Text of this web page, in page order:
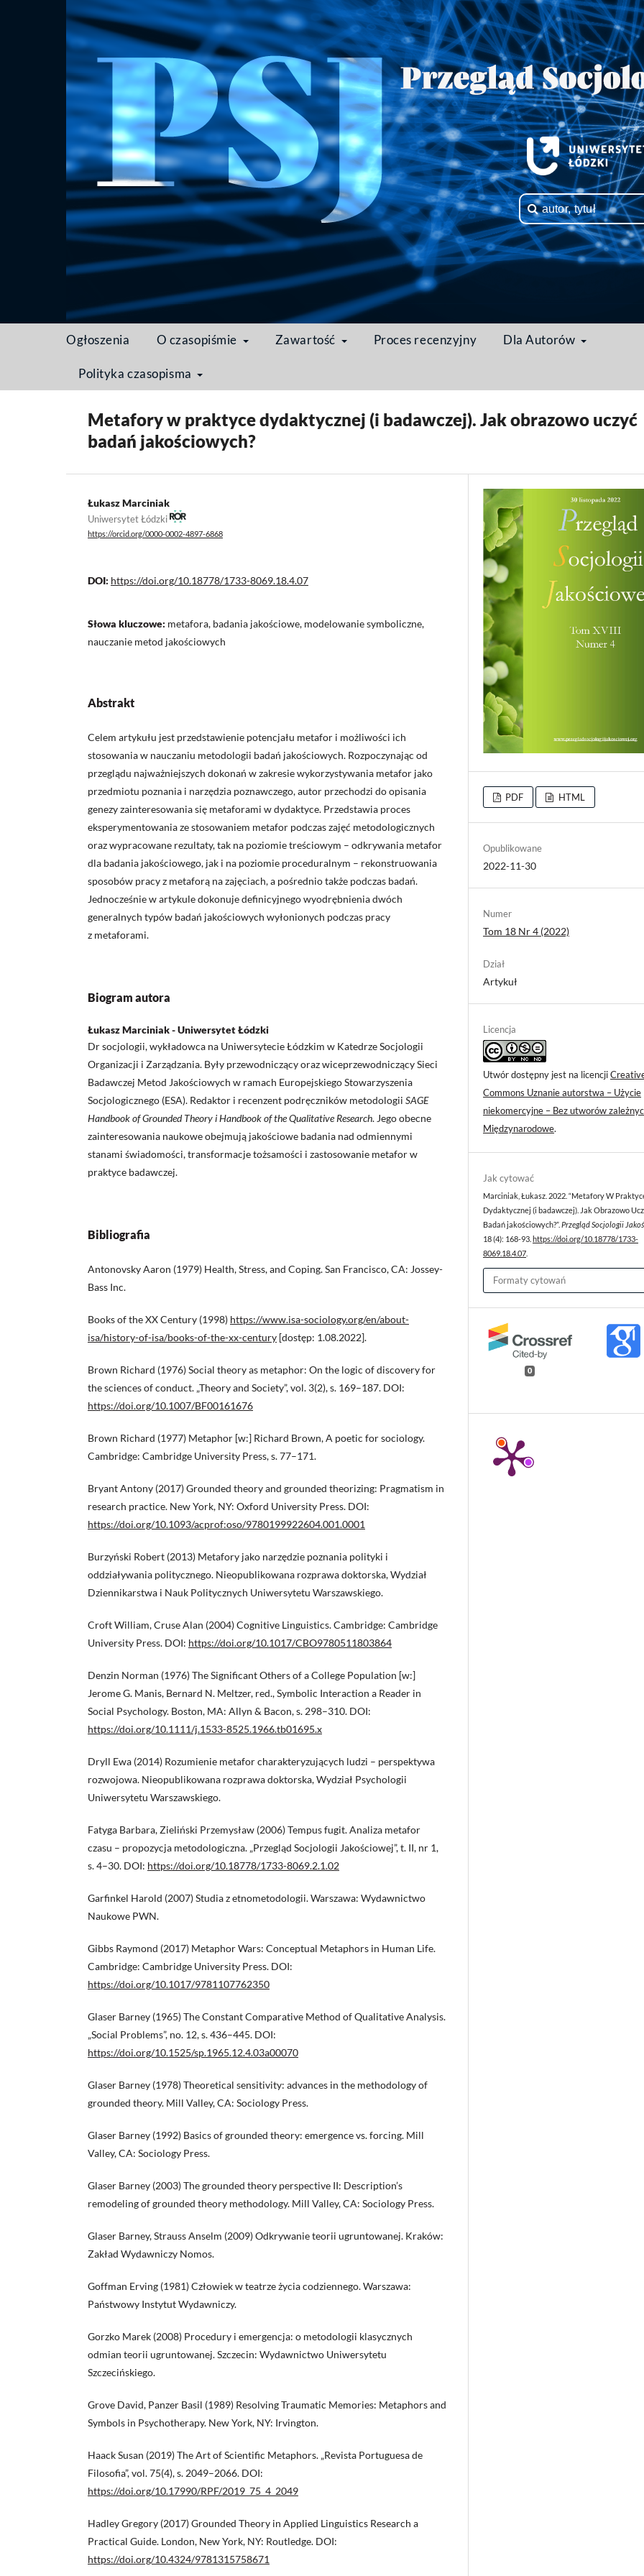
Ogłoszenia O czasopiśmie Zawartość Proces recenzyjny Dla Autorów
Polityka czasopisma
Strona domowa / Archiwum
Metafory w praktyce dydaktycznej (i badawczej). Jak obrazowo uczyć
badań jakościowych?
Łukasz Marciniak
Uniwersytet Łódzki
https://orcid.org/0000-0002-4897-6868
DOI: https://doi.org/10.18778/1733-8069.18.4.07
Słowa kluczowe: metafora, badania jakościowe, modelowanie symboliczne,
nauczanie metod jakościowych
Abstrakt
Celem artykułu jest przedstawienie potencjału metafor i możliwości ich
stosowania w nauczaniu metodologii badań jakościowych. Rozpoczynając od
przeglądu najważniejszych dokonań w zakresie wykorzystywania metafor jako
przedmiotu poznania i narzędzia poznawczego, autor przechodzi do opisania
genezy zainteresowania się metaforami w dydaktyce. Przedstawia proces
eksperymentowania ze stosowaniem metafor podczas zajęć metodologicznych
oraz wypracowane rezultaty, tak na poziomie treściowym – odkrywania metafor
dla badania jakościowego, jak i na poziomie proceduralnym – rekonstruowania
sposobów pracy z metaforą na zajęciach, a pośrednio także podczas badań.
Jednocześnie w artykule dokonuje definicyjnego wyodrębnienia dwóch
generalnych typów badań jakościowych wyłonionych podczas pracy
z metaforami.
Biogram autora
Łukasz Marciniak - Uniwersytet Łódzki
Dr socjologii, wykładowca na Uniwersytecie Łódzkim w Katedrze Socjologii
Organizacji i Zarządzania. Były przewodniczący oraz wiceprzewodniczący Sieci
Badawczej Metod Jakościowych w ramach Europejskiego Stowarzyszenia
Socjologicznego (ESA). Redaktor i recenzent podręczników metodologii SAGE
Handbook of Grounded Theory i Handbook of the Qualitative Research. Jego obecne
zainteresowania naukowe obejmują jakościowe badania nad odmiennymi
stanami świadomości, transformacje tożsamości i zastosowanie metafor w
praktyce badawczej.
Bibliografia
Antonovsky Aaron (1979) Health, Stress, and Coping. San Francisco, CA: Jossey-
Bass Inc.
Books of the XX Century (1998) https://www.isa-sociology.org/en/about-
isa/history-of-isa/books-of-the-xx-century [dostęp: 1.08.2022].
Brown Richard (1976) Social theory as metaphor: On the logic of discovery for
the sciences of conduct. „Theory and Society”, vol. 3(2), s. 169–187. DOI:
https://doi.org/10.1007/BF00161676
Brown Richard (1977) Metaphor [w:] Richard Brown, A poetic for sociology.
Cambridge: Cambridge University Press, s. 77–171.
Bryant Antony (2017) Grounded theory and grounded theorizing: Pragmatism in
research practice. New York, NY: Oxford University Press. DOI:
https://doi.org/10.1093/acprof:oso/9780199922604.001.0001
Burzyński Robert (2013) Metafory jako narzędzie poznania polityki i
oddziaływania politycznego. Nieopublikowana rozprawa doktorska, Wydział
Dziennikarstwa i Nauk Politycznych Uniwersytetu Warszawskiego.
Croft William, Cruse Alan (2004) Cognitive Linguistics. Cambridge: Cambridge
University Press. DOI: https://doi.org/10.1017/CBO9780511803864
Denzin Norman (1976) The Significant Others of a College Population [w:]
Jerome G. Manis, Bernard N. Meltzer, red., Symbolic Interaction a Reader in
Social Psychology. Boston, MA: Allyn & Bacon, s. 298–310. DOI:
https://doi.org/10.1111/j.1533-8525.1966.tb01695.x
Dryll Ewa (2014) Rozumienie metafor charakteryzujących ludzi – perspektywa
rozwojowa. Nieopublikowana rozprawa doktorska, Wydział Psychologii
Uniwersytetu Warszawskiego.
Fatyga Barbara, Zieliński Przemysław (2006) Tempus fugit. Analiza metafor
czasu – propozycja metodologiczna. „Przegląd Socjologii Jakościowej”, t. II, nr 1,
s. 4–30. DOI: https://doi.org/10.18778/1733-8069.2.1.02
Garfinkel Harold (2007) Studia z etnometodologii. Warszawa: Wydawnictwo
Naukowe PWN.
Gibbs Raymond (2017) Metaphor Wars: Conceptual Metaphors in Human Life.
Cambridge: Cambridge University Press. DOI:
https://doi.org/10.1017/9781107762350
Glaser Barney (1965) The Constant Comparative Method of Qualitative Analysis.
„Social Problems”, no. 12, s. 436–445. DOI:
https://doi.org/10.1525/sp.1965.12.4.03a00070
Glaser Barney (1978) Theoretical sensitivity: advances in the methodology of
grounded theory. Mill Valley, CA: Sociology Press.
Glaser Barney (1992) Basics of grounded theory: emergence vs. forcing. Mill
Valley, CA: Sociology Press.
Glaser Barney (2003) The grounded theory perspective II: Description’s
remodeling of grounded theory methodology. Mill Valley, CA: Sociology Press.
Glaser Barney, Strauss Anselm (2009) Odkrywanie teorii ugruntowanej. Kraków:
Zakład Wydawniczy Nomos.
Goffman Erving (1981) Człowiek w teatrze życia codziennego. Warszawa:
Państwowy Instytut Wydawniczy.
Gorzko Marek (2008) Procedury i emergencja: o metodologii klasycznych
odmian teorii ugruntowanej. Szczecin: Wydawnictwo Uniwersytetu
Szczecińskiego.
Grove David, Panzer Basil (1989) Resolving Traumatic Memories: Metaphors and
Symbols in Psychotherapy. New York, NY: Irvington.
Haack Susan (2019) The Art of Scientific Metaphors. „Revista Portuguesa de
Filosofia”, vol. 75(4), s. 2049–2066. DOI:
https://doi.org/10.17990/RPF/2019_75_4_2049
Hadley Gregory (2017) Grounded Theory in Applied Linguistics Research a
Practical Guide. London, New York, NY: Routledge. DOI:
https://doi.org/10.4324/9781315758671
PDF HTML
Opublikowane
2022-11-30
Numer
Tom 18 Nr 4 (2022)
Dział
Artykuł
Licencja
Utwór dostępny jest na licencji
Commons Uznanie autorstwa – Użycie
niekomercyjne – Bez utworów
Międzynarodowe.
Jak cytować
Marciniak, Łukasz. 2022. “Metafory W
Dydaktycznej (i badawczej). Jak Obrazowo
Badań jakościowych?”. Przegląd Socjologii
18 (4): 168-93. https://doi.org/10.18778/1733-
8069.18.4.07
Formaty cytowań
0